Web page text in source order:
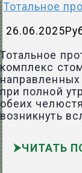
Тотальное
26.06.2025
Тотальное
комплекс
направленных
при полной
обеих
возникнуть
ЧИТАТЬ